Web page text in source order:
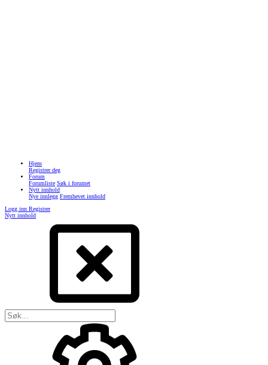
Hjem
Registrer deg
Forum
Forumliste Søk i forumet
Nytt innhold
Nye innlegg Fremhevet innhold
Logg inn Registrer
Nytt innhold